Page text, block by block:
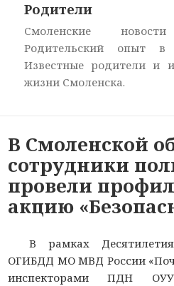
Родители
Смоленские
Родительский опыт в
Известные родители и
жизни Смоленска.
В Смоленской
сотрудники
провели
акцию
В рамках
ОГИБДД МО МВД России
инспекторами ПДН